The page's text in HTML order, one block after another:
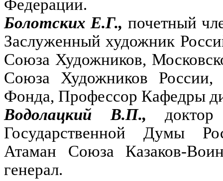
Федерации.
Болотских Е.Г., почетный
Заслуженный художник
Союза Художников,
Союза Художников России,
Фонда, Профессор Кафедры
Водолацкий В.П.,
Государственной Думы
Атаман Союза Казаков-
генерал.